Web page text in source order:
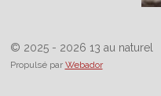
© 2025 - 2026 13 au naturel
Propulsé par Webador